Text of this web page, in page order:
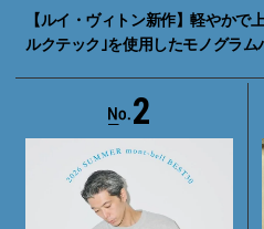
【ルイ・ヴィトン新作】軽やかで
ルクテック｣を使用したモノグラム
2